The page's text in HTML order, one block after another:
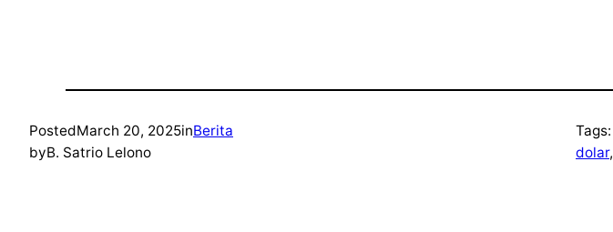
PostedMarch 20, 2025inBerita
byB. Satrio Lelono
Tags:
dolar,